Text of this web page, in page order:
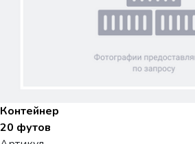
Контейнер
20 футов